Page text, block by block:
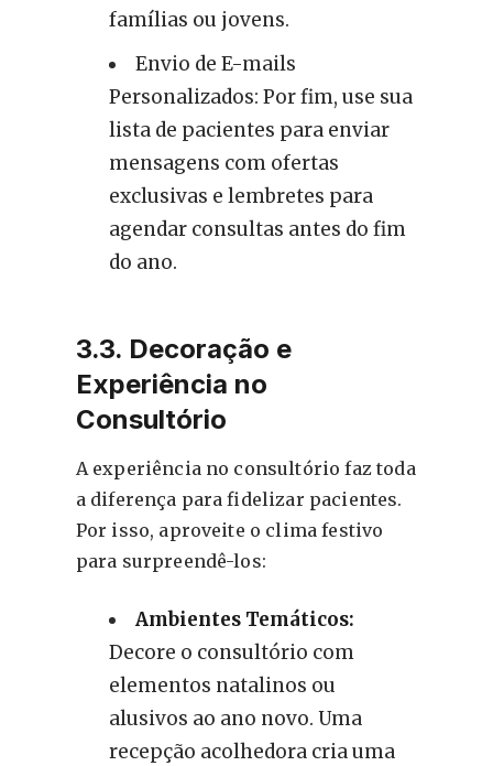
famílias ou jovens.
Envio de E-mails
Personalizados: Por fim, use sua
lista de pacientes para enviar
mensagens com ofertas
exclusivas e lembretes para
agendar consultas antes do fim
do ano.
3.3. Decoração e
Experiência no
Consultório
A experiência no consultório faz toda
a diferença para fidelizar pacientes.
Por isso, aproveite o clima festivo
para surpreendê-los:
Ambientes Temáticos:
Decore o consultório com
elementos natalinos ou
alusivos ao ano novo. Uma
recepção acolhedora cria uma